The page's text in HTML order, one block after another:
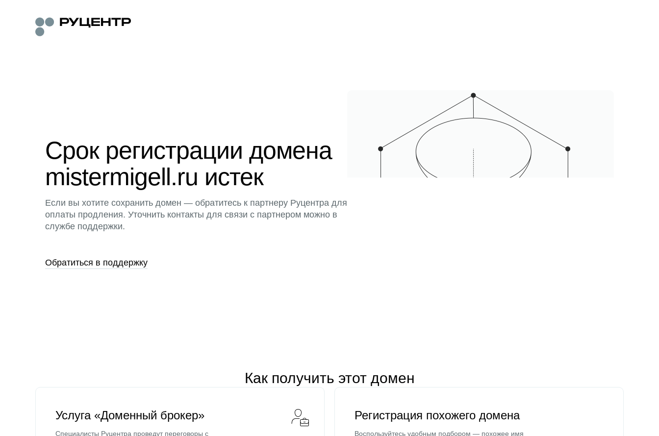
Срок регистрации домена
mistermigell.ru истек
Если вы хотите сохранить домен — обратитесь к партнеру Руцентра для
оплаты продления. Уточнить контакты для связи с партнером можно в
службе поддержки.
Обратиться в поддержку
Как получить этот домен
Услуга «Доменный брокер»
Специалисты Руцентра проведут переговоры с
Регистрация похожего домена
Воспользуйтесь удобным подбором — похожее имя